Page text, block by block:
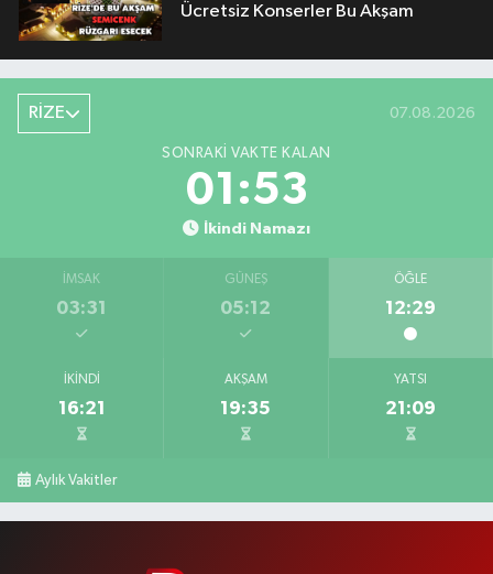
Ücretsiz Konserler Bu Akşam
RİZE 07.08.2026
SONRAKI VAKTE KALAN
01:52
İkindi Namazı
İMSAK
03:31
GÜNEŞ
05:12
ÖĞLE
12:29
İKINDI
16:21
AKŞAM
19:35
YATSI
21:09
Aylık Vakitler